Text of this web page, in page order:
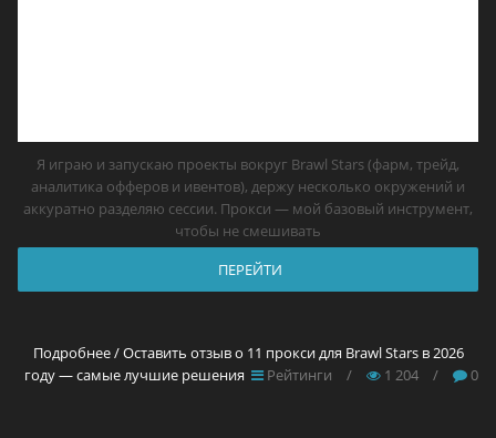
Я играю и запускаю проекты вокруг Brawl Stars (фарм, трейд,
аналитика офферов и ивентов), держу несколько окружений и
аккуратно разделяю сессии. Прокси — мой базовый инструмент,
чтобы не смешивать
ПЕРЕЙТИ
Подробнее / Оставить отзыв о 11 прокси для Brawl Stars в 2026
году — самые лучшие решения
Рейтинги / 1 204 / 0